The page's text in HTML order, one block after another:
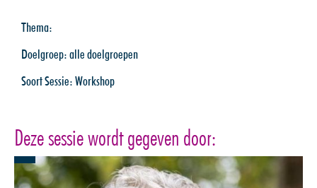
Thema:
Doelgroep:alle doelgroepen
Soort Sessie:Workshop
Deze sessie wordt gegeven door: